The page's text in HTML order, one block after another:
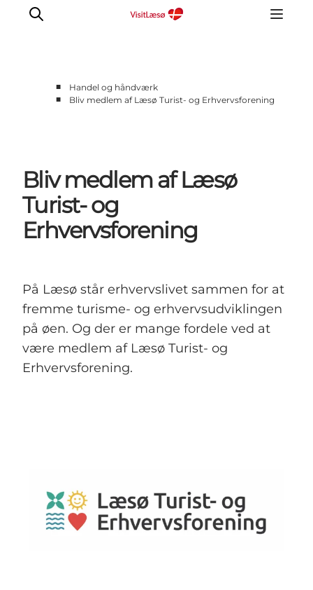
■
Handel og håndværk
■
Bliv medlem af Læsø Turist- og Erhvervsforening
Bliv medlem af Læsø
Turist- og
Erhvervsforening
På Læsø står erhvervslivet sammen for at
fremme turisme- og erhvervsudviklingen
på øen. Og der er mange fordele ved at
være medlem af Læsø Turist- og
Erhvervsforening.